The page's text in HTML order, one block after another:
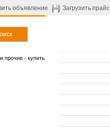
объявление Загрузить прайс
прочие - купить